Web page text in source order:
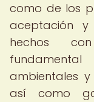
como de los
aceptación
hechos
ambientales
así como